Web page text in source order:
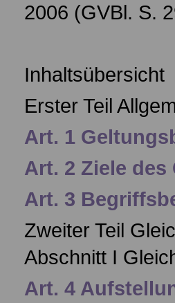
2006 (GVBl. S.
Inhaltsübersicht
Erster Teil
Art. 1
Art. 2 Ziele des
Art. 3
Zweiter Teil
Abschnitt I
Art. 4